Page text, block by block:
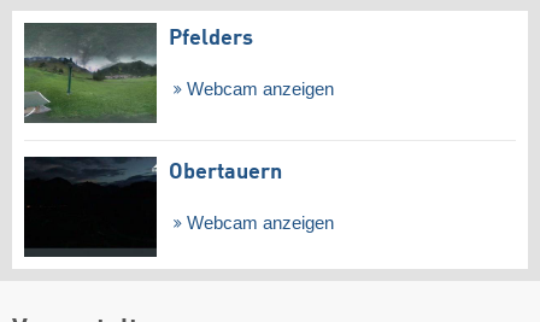
Pfelders
Webcam anzeigen
Obertauern
Webcam anzeigen